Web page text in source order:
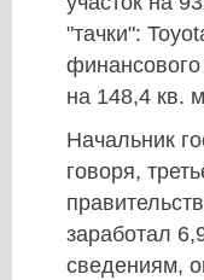
"тачки":
на 148,4 кв.
Начальник
говоря,
заработал
сведениям,